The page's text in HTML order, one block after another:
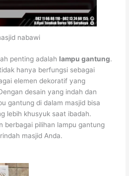
nabawi
penting adalah lampu gantung.
hanya berfungsi sebagai
elemen dekoratif yang
desain yang indah dan
gantung di dalam masjid bisa
lebih khusyuk saat ibadah.
berbagai pilihan lampu gantung
masjid Anda.